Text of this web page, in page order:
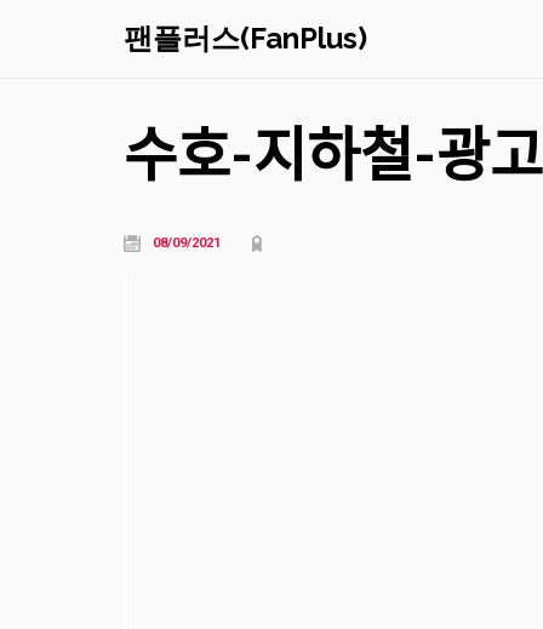
팬플러스(FanPlus)
수호-지하철-
08/09/2021